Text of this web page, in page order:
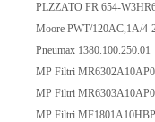
PLZZATO FR 654-
Moore PWT/120AC,1A/
Pneumax 1380.100.250.01
MP Filtri
MP Filtri
MP Filtri